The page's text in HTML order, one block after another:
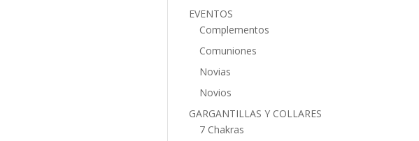
EVENTOS
Complementos
Comuniones
Novias
Novios
GARGANTILLAS Y COLLARES
7 Chakras